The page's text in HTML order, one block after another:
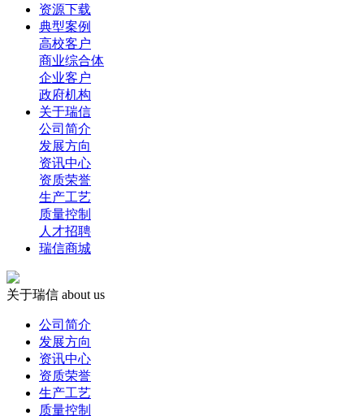
资源下载
典型案例
高校客户
商业综合体
企业客户
政府机构
关于瑞信
公司简介
发展方向
资讯中心
资质荣誉
生产工艺
质量控制
人才招聘
瑞信商城
关于瑞信 about us
公司简介
发展方向
资讯中心
资质荣誉
生产工艺
质量控制